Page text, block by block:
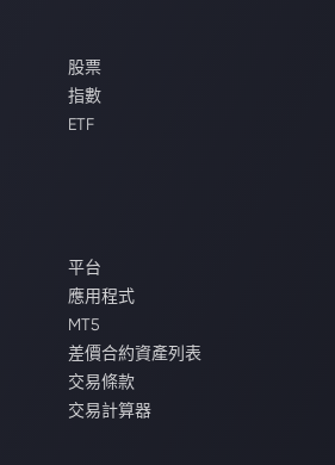
股票
指數
ETF
平台
應用程式
MT5
差價合約資產列表
交易條款
交易計算器